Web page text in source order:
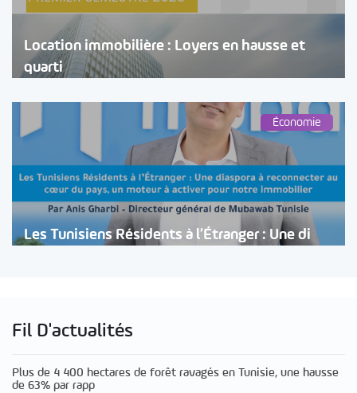
Location immobilière : Loyers en hausse et
quarti
Économie
Les Tunisiens Résidents à l’Étranger : Une di
Fil D'actualités
Plus de 4 400 hectares de forêt ravagés en Tunisie, une hausse
de 63% par rapp